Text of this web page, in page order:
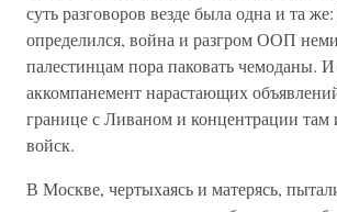
суть разговоров везде была одна и та
определился, война и разгром ООП
палестинцам пора паковать чемоданы. И
аккомпанемент нарастающих
границе с Ливаном и концентрации там
войск.
В Москве, чертыхаясь и матерясь,